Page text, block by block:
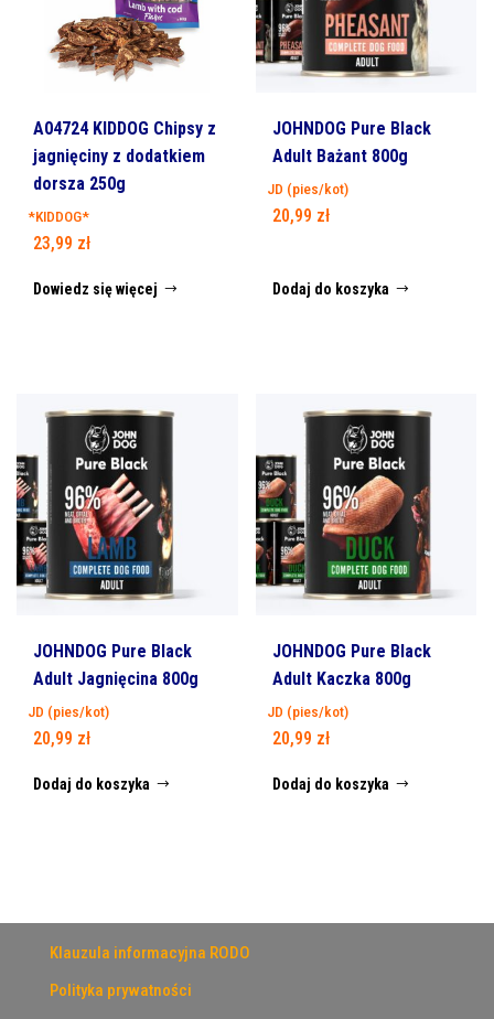
A04724 KIDDOG Chipsy z
jagnięciny z dodatkiem
dorsza 250g
*KIDDOG*
23,99 zł
Dowiedz się więcej
JOHNDOG Pure Black
Adult Bażant 800g
JD (pies/kot)
20,99 zł
Dodaj do koszyka
JOHNDOG Pure Black
Adult Jagnięcina 800g
JD (pies/kot)
20,99 zł
Dodaj do koszyka
JOHNDOG Pure Black
Adult Kaczka 800g
JD (pies/kot)
20,99 zł
Dodaj do koszyka
Klauzula informacyjna RODO
Polityka prywatności